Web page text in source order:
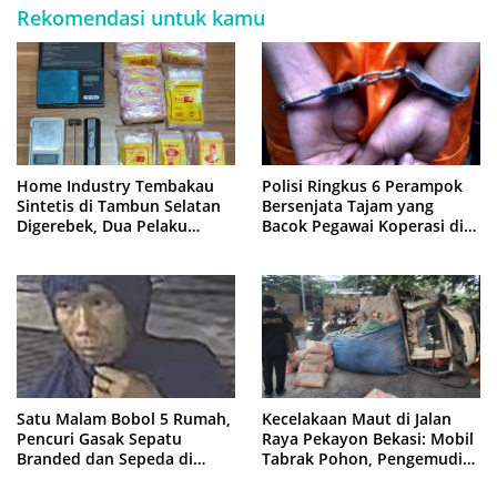
Rekomendasi untuk kamu
Home Industry Tembakau
Sintetis di Tambun Selatan
Digerebek, Dua Pelaku
Polisi Ringkus 6 Perampok
Bersenjata Tajam yang
Bacok Pegawai Koperasi di
Satu Malam Bobol 5 Rumah,
Pencuri Gasak Sepatu
Branded dan Sepeda di
Kecelakaan Maut di Jalan
Raya Pekayon Bekasi: Mobil
Tabrak Pohon, Pengemudi